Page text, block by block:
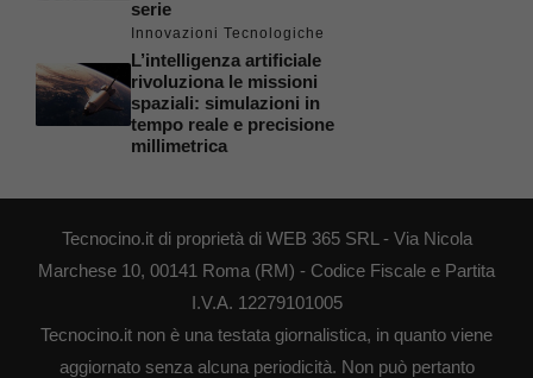
serie
Innovazioni Tecnologiche
L’intelligenza artificiale
rivoluziona le missioni
spaziali: simulazioni in
tempo reale e precisione
millimetrica
Tecnocino.it di proprietà di WEB 365 SRL - Via Nicola
Marchese 10, 00141 Roma (RM) - Codice Fiscale e Partita
I.V.A. 12279101005
Tecnocino.it non è una testata giornalistica, in quanto viene
aggiornato senza alcuna periodicità. Non può pertanto